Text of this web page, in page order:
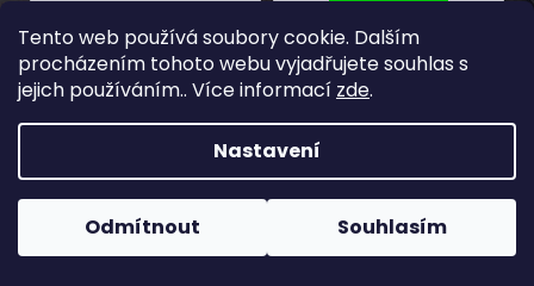
Tento web používá soubory cookie. Dalším
procházením tohoto webu vyjadřujete souhlas s
jejich používáním.. Více informací zde.
Nastavení
Odmítnout Souhlasím
Od 4.5.2026 je prodejna a servis přestěhována na nové
adrese Staré Město 838, Třinec. OTEVÍRACÍ DOBA PO-ČT
8.00-17.00 hod. PÁ 8.00-15.00 hod. Email: info@rwdshop.cz,
DO KOŠÍKU